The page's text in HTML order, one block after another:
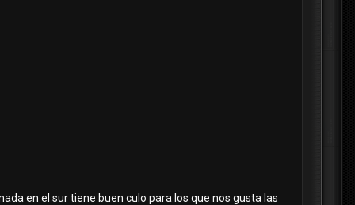
en el sur tiene buen culo para los que nos gusta las